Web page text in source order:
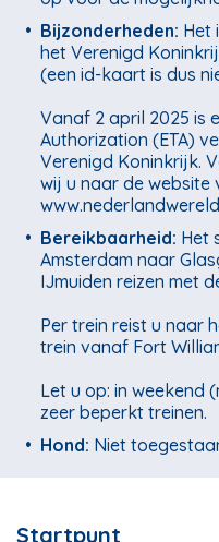
• Bijzonderheden: Het
het Verenigd
(een id-kaart is dus
Vanaf 2 april 2025 is
Authorization (ETA)
Verenigd Koninkrijk.
wij u naar de website
• Bereikbaarheid: Het
Amsterdam naar
IJmuiden reizen met
Per trein reist u naar
trein vanaf Fort
Let u op: in weekend
zeer beperkt treinen.
• Hond: Niet
Startpunt